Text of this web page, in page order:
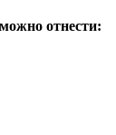
отнести: